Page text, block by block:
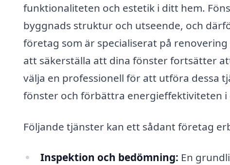
funktionaliteten och estetik i ditt hem.
byggnads struktur och utseende, och
företag som är specialiserat på
att säkerställa att dina fönster fortsätter
välja en professionell för att utföra dessa
fönster och förbättra energieffektiviteten i
Följande tjänster kan ett sådant företag
Inspektion och bedömning: En